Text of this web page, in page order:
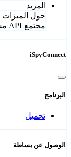
المزيد
حول الميزات
مجتمع API
iSpyConnect
البرنامج
تحميل
الوصول عن بساطة